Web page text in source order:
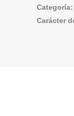
Categoría:
Carácter